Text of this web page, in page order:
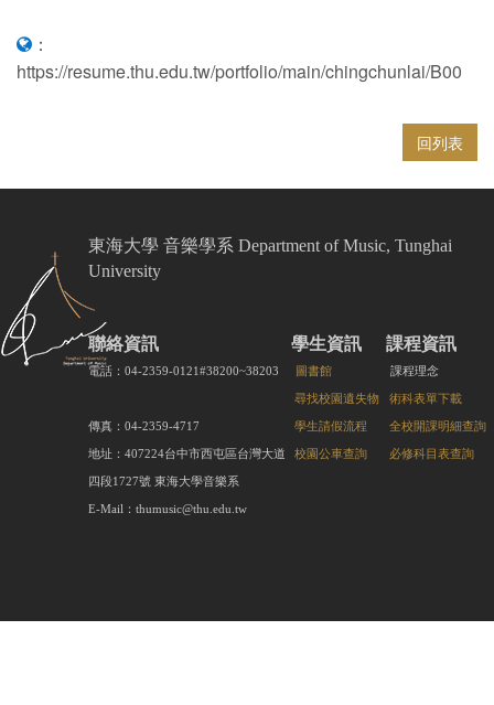
：
https://resume.thu.edu.tw/portfolio/main/chingchunlai/B00
回列表
東海大學 音樂學系 Department of Music, Tunghai
University
聯絡資訊
電話：04-2359-0121#38200~38203
傳真：04-2359-4717
地址：407224台中市西屯區台灣大道
四段1727號 東海大學音樂系
E-Mail：thumusic@thu.edu.tw
學生資訊
圖書館
尋找校園遺失物
學生請假流程
校園公車查詢
課程資訊
課程理念
術科表單下載
全校開課明細查詢
必修科目表查詢